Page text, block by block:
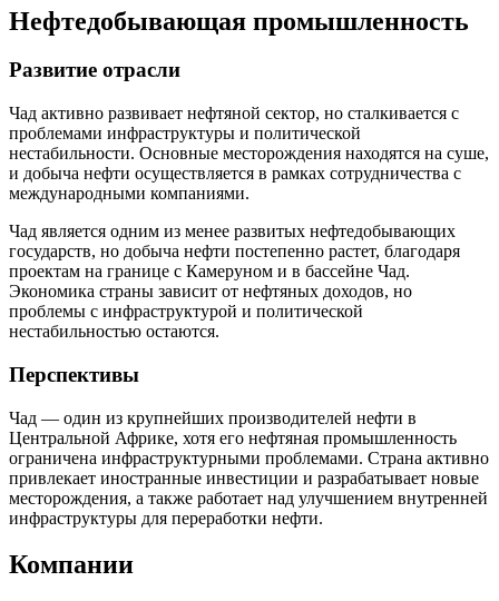
Нефтедобывающая промышленность
Развитие отрасли
Чад активно развивает нефтяной сектор, но сталкивается с
проблемами инфраструктуры и политической
нестабильности. Основные месторождения находятся на суше,
и добыча нефти осуществляется в рамках сотрудничества с
международными компаниями.
Чад является одним из менее развитых нефтедобывающих
государств, но добыча нефти постепенно растет, благодаря
проектам на границе с Камеруном и в бассейне Чад.
Экономика страны зависит от нефтяных доходов, но
проблемы с инфраструктурой и политической
нестабильностью остаются.
Перспективы
Чад — один из крупнейших производителей нефти в
Центральной Африке, хотя его нефтяная промышленность
ограничена инфраструктурными проблемами. Страна активно
привлекает иностранные инвестиции и разрабатывает новые
месторождения, а также работает над улучшением внутренней
инфраструктуры для переработки нефти.
Компании